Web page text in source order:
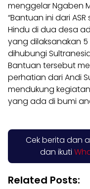
menggelar Ngaben
“Bantuan ini dari
Hindu di dua desa
yang dilaksanakan 5
dihubungi
Bantuan tersebut
perhatian dari Andi
mendukung
yang ada di bumi
Cek berita dan
dan ikuti
Related Posts: